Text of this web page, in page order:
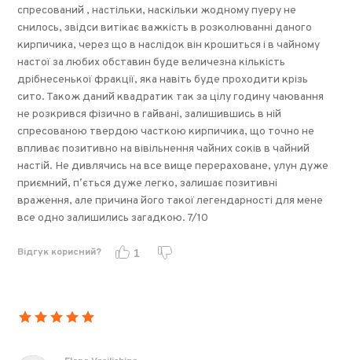
спресований , настільки, наскільки жодному пуеру не
снилось, звідси витікає важкість в розколюванні даного
кирпичика, через що в наслідок він крошиться і в чайному
настої за любих обставин буде величезна кількість
дрібнесенької фракції, яка навіть буде проходити крізь
сито. Також даний квадратик так за цілу годину чаювання
не розкрився фізично в гайвані, залишившись в ній
спресованою твердою часткою кирпичика, що точно не
впливає позитивно на вівільнення чайних соків в чайний
настій. Не дивлячись на все вище перераховане, улун дуже
приємний, пʼється дуже легко, залишає позитивні
враження, але причина його такої легендарності для мене
все одно залишились загадкою. 7/10
Відгук корисний? 1